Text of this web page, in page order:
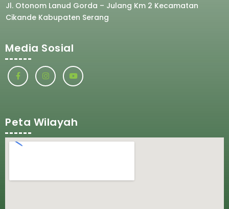
Jl. Otonom Lanud Gorda – Julang Km 2 Kecamatan
Cikande Kabupaten Serang
Media Sosial
Peta Wilayah